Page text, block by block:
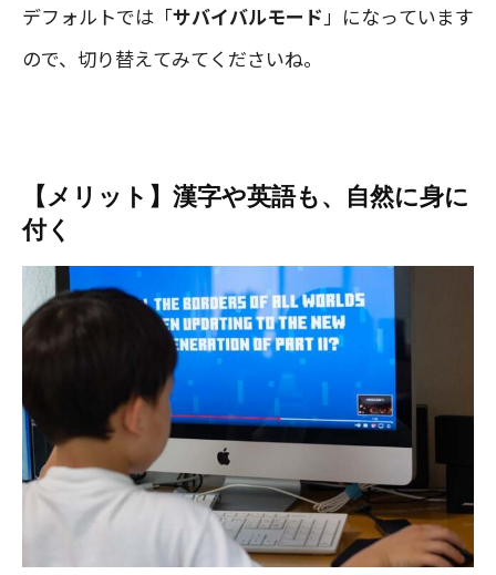
デフォルトでは「サバイバルモード 」になっています
ので、切り替えてみてくださいね。
【メリット】漢字や英語も、自然に身に
付く